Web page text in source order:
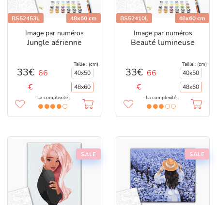
BS52453L 48x60 cm
Image par numéros
Jungle aérienne
33€ 66
€
Taille : (cm)
40x50
48x60
La complexité :
BS52410L 48x60 cm
Image par numéros
Beauté lumineuse
33€ 66
€
Taille : (cm)
40x50
48x60
La complexité :
SALE SALE